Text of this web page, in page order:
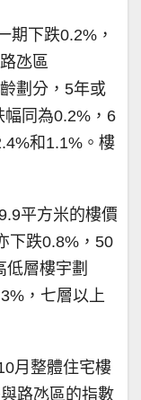
期下跌0.2%，
氹區
劃分，5年或
同為0.2%，6
和1.1%。樓
平方米的樓價
下跌0.8%，50
層樓宇劃
，七層以上
月整體住宅樓
路氹區的指數